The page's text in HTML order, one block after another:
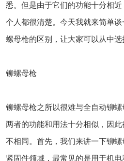
悉。但是由于它们的功能十分相
个人都很清楚。今天我就来简单
螺母枪的区别，让大家可以从中选
铆螺母枪
铆螺母枪之所以很难与全自动铆
两者的功能和用法十分相似，因
不相同。首先，我们来讲一下铆
紧固件领域，最常见的是用于机